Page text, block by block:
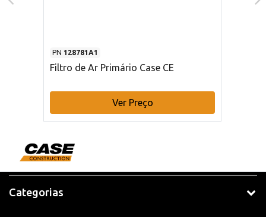
PN 128781A1
Filtro de Ar Primário Case CE
Ver Preço
Categorias